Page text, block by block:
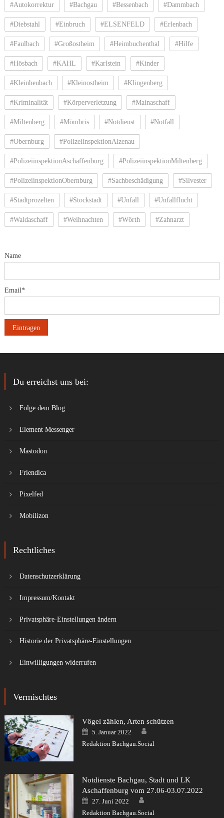
#Autokorrektur #Bachgau #Bessenbach #Dammbach
#Diebstahl #Einbruch #ELSENFELD #Erlenbach
#Faulbach #Großostheim #Heimbuchenthal #Hilfe
#Hösbach #KAHL #Karlstein #Kinder
#Kleinheubach #Kleinostheim #Klingenberg
#Kriminalität #Körperverletzung #Mainaschaff
#Miltenberg #Mömbris #Notdienst #Notfall
#Obernburg #PolizeiinspektionAlzenau
#PolizeiinspektionAschaffenburg #PolizeiinspektionMiltenberg
#PolizeiinspektionObernburg #Sachbeschädigung #Silvester
#Stadtprozelten #Stockstadt #Unfall #Unfallflucht
#Waldaschaff #Weihnachten #Wörth #Zahnarzt
Name
Email*
Du erreichst uns bei:
Folge dem Blog
Element Messenger
Mastodon
Friendica
Pixelfed
Mobilizon
Rechtliches
Datenschutzerklärung
Impressum/Kontakt
Privatsphäre-Einstellungen ändern
Historie der Privatsphäre-Einstellungen
Einwilligungen widerrufen
Vermischtes
Vögel zählen, Arten schützen
Posted
on
5. Januar 2022
Redaktion Bachgau.Social
Notdienste Bachgau, Stadt und LK
Aschaffenburg vom 27.06-03.07.2022
Posted
on
27. Juni 2022
Redaktion Bachgau.Social